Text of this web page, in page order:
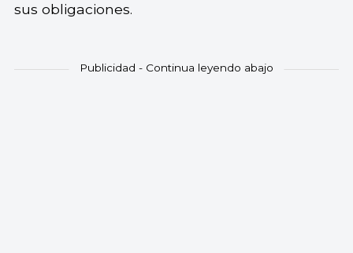
sus obligaciones.